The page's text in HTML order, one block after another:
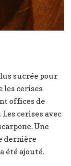
sucrée pour
les cerises
offices de
cerises avec
Une
dernière
été ajouté.